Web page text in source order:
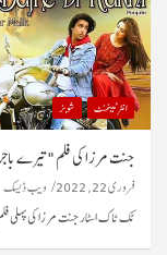
انٹرٹینمنٹ شوبز
جنت مرزا کی فلم "تیرے
فروری 22, 2022 ویب ڈیسک
ٹک ٹاک اسٹار جنت مرزا کی پہلی